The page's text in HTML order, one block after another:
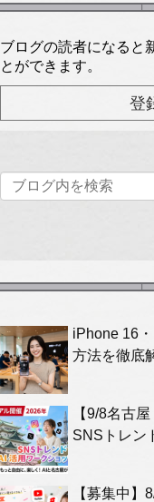
ブログの読者になると
とができます。
iPhone 16
方法を徹底
【9/8名古
SNSトレン
【募集中